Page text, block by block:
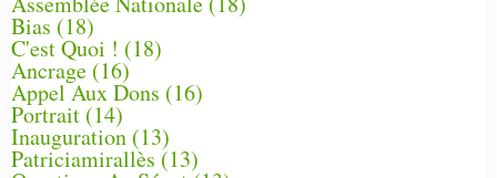
Bias (18)
C'est Quoi ! (18)
Ancrage (16)
Appel Aux Dons (16)
Portrait (14)
Inauguration (13)
Patriciamirallès (13)